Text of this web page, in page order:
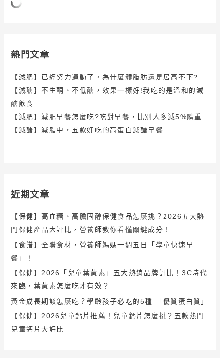
熱門文章
【減肥】已經努力運動了，為什麼體脂肪還是居高不下?
【減醣】不生酮、不低醣，效果一樣好!我吃的是溫和的減
醣飲食
【減肥】減肥早餐怎麼吃?吃對早餐，比別人多減5%體重
【減醣】減脂中，五款好吃的高蛋白減醣早餐
近期文章
【保健】高血糖、高膽固醇保健食品怎麼挑？2026五大熱
門保健產品大評比，營養師教你看懂關鍵成分！
【食譜】全聯食材，營養師媽媽一週五日「學童快速早
餐」！
【保健】2026「兒童葉黃素」五大熱銷品牌評比！3C時代
來臨，葉黃素怎麼吃才有效？
黃金成長期該怎麼吃？學齡孩子必吃的5種 「優質蛋白質」
【保健】2026兒童鈣片推薦！兒童鈣片怎麼挑？五款熱門
兒童鈣片大評比